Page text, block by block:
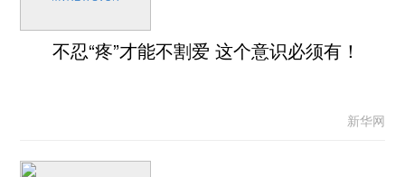
不忍“疼”才能不割爱 这个意识必须有！
新华网